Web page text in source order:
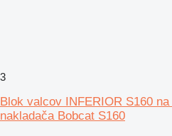
3
Blok valcov INFERIOR S160
nakladača Bobcat S160